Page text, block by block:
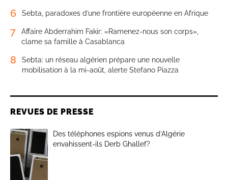
6 Sebta, paradoxes d’une frontière européenne en Afrique
7
Affaire Abderrahim Fakir: «Ramenez-nous son corps»,
clame sa famille à Casablanca
8
Sebta: un réseau algérien prépare une nouvelle
mobilisation à la mi-août, alerte Stefano Piazza
REVUES DE PRESSE
Des téléphones espions venus d’Algérie
envahissent-ils Derb Ghallef?